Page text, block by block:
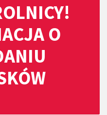
O